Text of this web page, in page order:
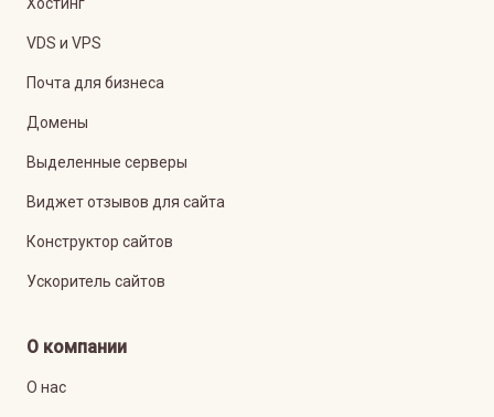
VDS и VPS
Почта для бизнеса
Домены
Выделенные серверы
Виджет отзывов для сайта
Конструктор сайтов
Ускоритель сайтов
О компании
О нас